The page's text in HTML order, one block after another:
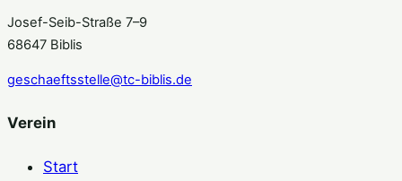
Josef-Seib-Straße 7–9
68647 Biblis
geschaeftsstelle@tc-biblis.de
Verein
Start